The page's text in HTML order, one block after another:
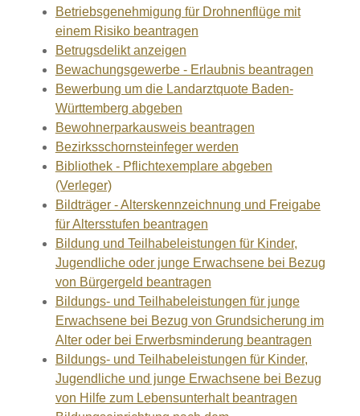
Betriebsgenehmigung für Drohnenflüge mit
einem Risiko beantragen
Betrugsdelikt anzeigen
Bewachungsgewerbe - Erlaubnis beantragen
Bewerbung um die Landarztquote Baden-
Württemberg abgeben
Bewohnerparkausweis beantragen
Bezirksschornsteinfeger werden
Bibliothek - Pflichtexemplare abgeben
(Verleger)
Bildträger - Alterskennzeichnung und Freigabe
für Altersstufen beantragen
Bildung und Teilhabeleistungen für Kinder,
Jugendliche oder junge Erwachsene bei Bezug
von Bürgergeld beantragen
Bildungs- und Teilhabeleistungen für junge
Erwachsene bei Bezug von Grundsicherung im
Alter oder bei Erwerbsminderung beantragen
Bildungs- und Teilhabeleistungen für Kinder,
Jugendliche und junge Erwachsene bei Bezug
von Hilfe zum Lebensunterhalt beantragen